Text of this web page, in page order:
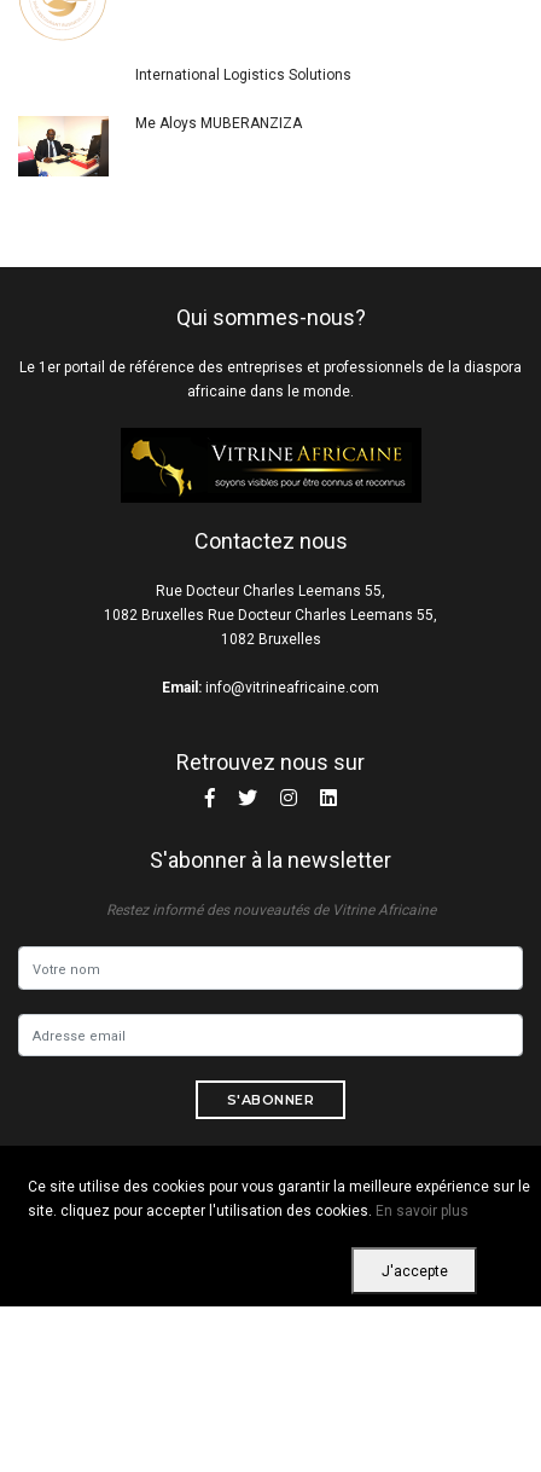
International Logistics Solutions
Me Aloys MUBERANZIZA
Ce site utilise des cookies pour vous garantir la meilleure expérience sur le
site. cliquez pour accepter l'utilisation des cookies. En savoir plus
J'accepte
Qui sommes-nous?
Le 1er portail de référence des entreprises et professionnels de la diaspora
africaine dans le monde.
Contactez nous
Rue Docteur Charles Leemans 55,
1082 Bruxelles Rue Docteur Charles Leemans 55,
1082 Bruxelles
Email: info@vitrineafricaine.com
Retrouvez nous sur
S'abonner à la newsletter
Restez informé des nouveautés de Vitrine Africaine
S'ABONNER
Copyright © 2026 Tous droits réservés. Vitrine Africaine
Confidentialité|Cookies